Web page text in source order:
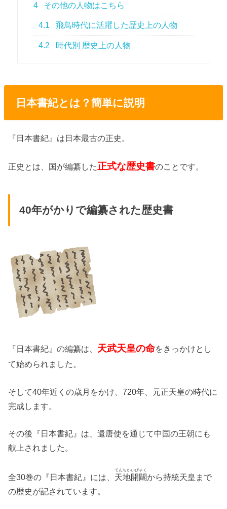
4 その他の人物はこちら
4.1 飛鳥時代に活躍した歴史上の人物
4.2 時代別 歴史上の人物
日本書紀とは？簡単に説明
『日本書紀』は日本最古の正史。
正史とは、国が編纂した正式な歴史書のことです。
40年がかりで編纂された歴史書
『日本書紀』の編纂は、 天武天皇の命をきっかけとし
て始められました。
そして40年近くの歳月をかけ、720年、元正天皇の時代に
完成します。
その後『日本書紀』は、遣唐使を通じて中国の王朝にも
献上されました。
全30巻の『日本書紀』には、 天地開闢
てんちかいびゃく
から持統天皇まで
の歴史が記されています。